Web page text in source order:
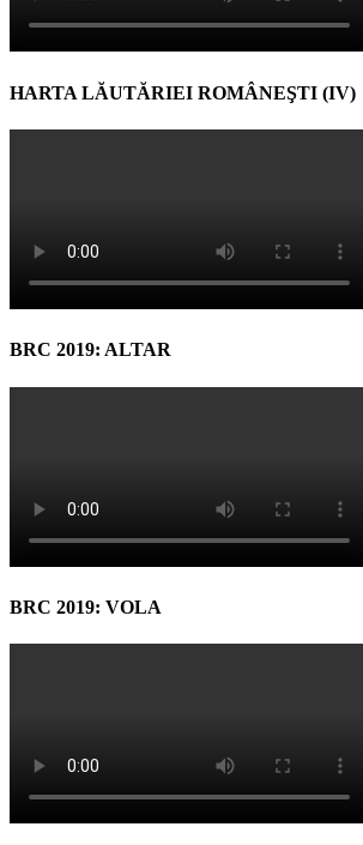
HARTA LĂUTĂRIEI ROMÂNEŞTI (IV)
BRC 2019: ALTAR
BRC 2019: VOLA